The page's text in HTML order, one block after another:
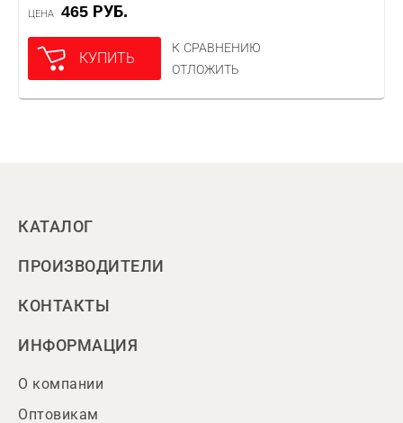
ЦЕНА 465 РУБ.
КУПИТЬ
К СРАВНЕНИЮ
ОТЛОЖИТЬ
КАТАЛОГ
ПРОИЗВОДИТЕЛИ
КОНТАКТЫ
ИНФОРМАЦИЯ
О компании
Оптовикам